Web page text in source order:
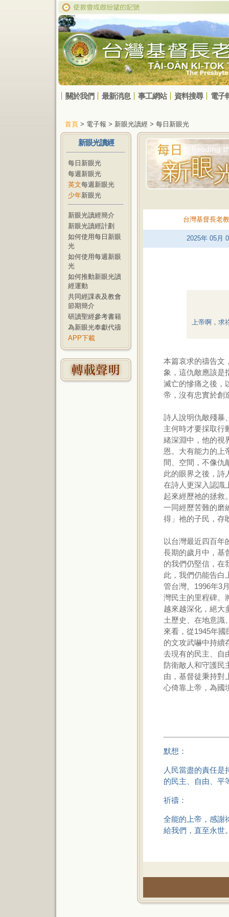
關於我們 最新消息 事工網站 資料搜尋 電子
首頁 > 電子報 > 新眼光讀經 > 每日新眼光
新眼光讀經
每日新眼光
每週新眼光
英文每週新眼光
少年新眼光
新眼光讀經簡介
新眼光讀經計劃
如何使用每日新眼
光
如何使用每週新眼
光
如何推動新眼光讀
經運動
共同經課表及教會
節期簡介
研讀聖經參考書籍
為新眼光奉獻代禱
APP下載
台灣基督長老
2025年 05月
上帝啊，求
本篇哀求的禱告文
象，這仇敵應該是
滅亡的慘痛之後，
帝，沒有忠實於創
詩人說明仇敵殘暴
主何時才要採取行
緒深淵中，他的視
恩。大有能力的上
間、空間，不像仇
此的眼界之後，詩
在詩人更深入認識
起來經歷祂的拯救
一同經歷苦難的磨
得」祂的子民，存
以台灣最近四百年
長期的歲月中，基
的我們仍堅信，在
此，我們仍能告白
管台灣。1996年3
灣民主的里程碑。
越來越深化，絕大
土歷史、在地意識
來看，從1945年
的文攻武嚇中持續
去現有的民主、自
防衛敵人和守護民
由，基督徒秉持對
心倚靠上帝，為國
默想：
人民當盡的責任是
的民主、自由、平
祈禱：
全能的上帝，感謝
給我們，直至永世